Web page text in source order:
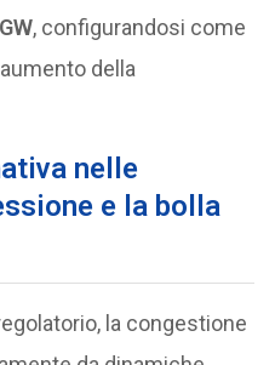
, configurandosi come
della
nelle
e la bolla
la congestione